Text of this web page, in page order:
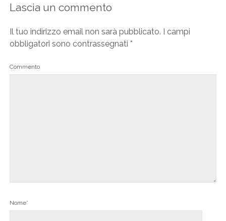
Lascia un commento
Il tuo indirizzo email non sarà pubblicato. I campi
obbligatori sono contrassegnati *
Commento
Nome*